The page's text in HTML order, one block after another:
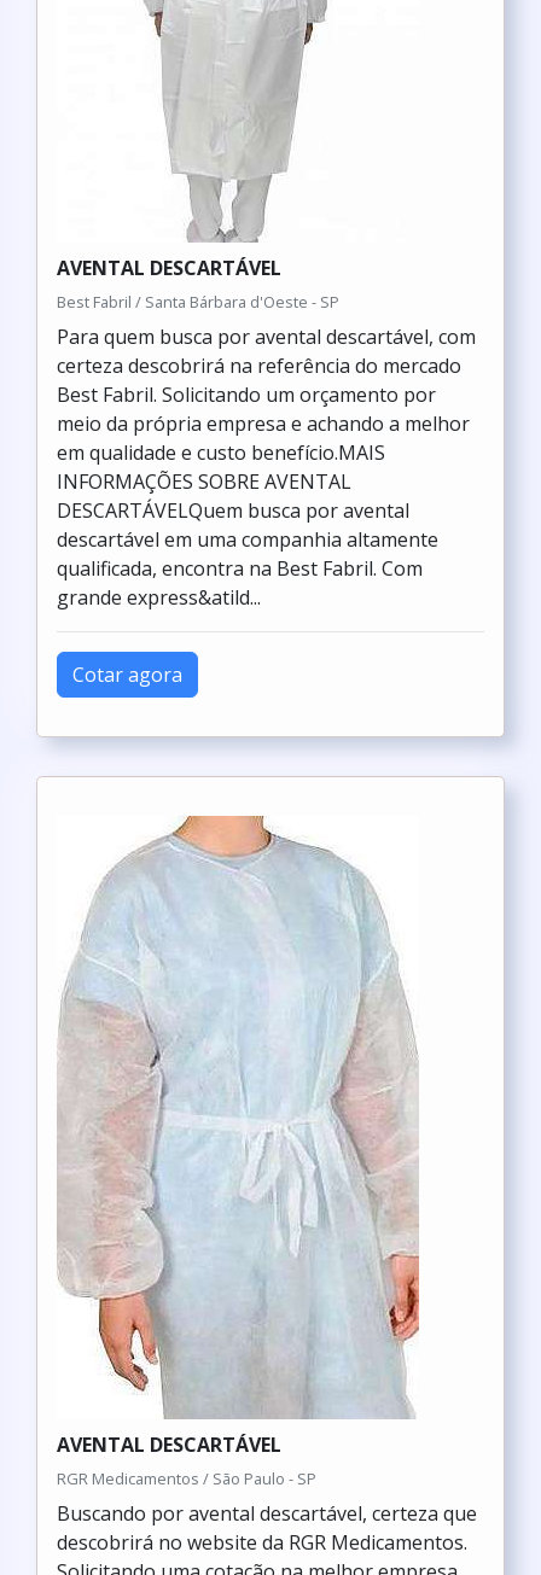
AVENTAL DESCARTÁVEL
Best Fabril / Santa Bárbara d'Oeste - SP
Para quem busca por avental descartável, com
certeza descobrirá na referência do mercado
Best Fabril. Solicitando um orçamento por
meio da própria empresa e achando a melhor
em qualidade e custo benefício.MAIS
INFORMAÇÕES SOBRE AVENTAL
DESCARTÁVELQuem busca por avental
descartável em uma companhia altamente
qualificada, encontra na Best Fabril. Com
grande express&atild...
Cotar agora
AVENTAL DESCARTÁVEL
RGR Medicamentos / São Paulo - SP
Buscando por avental descartável, certeza que
descobrirá no website da RGR Medicamentos.